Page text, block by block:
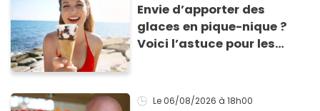
Envie d’apporter des
glaces en pique-nique ?
Voici l’astuce pour les
ne fondent !
Le 06/08/2026 à 18h00